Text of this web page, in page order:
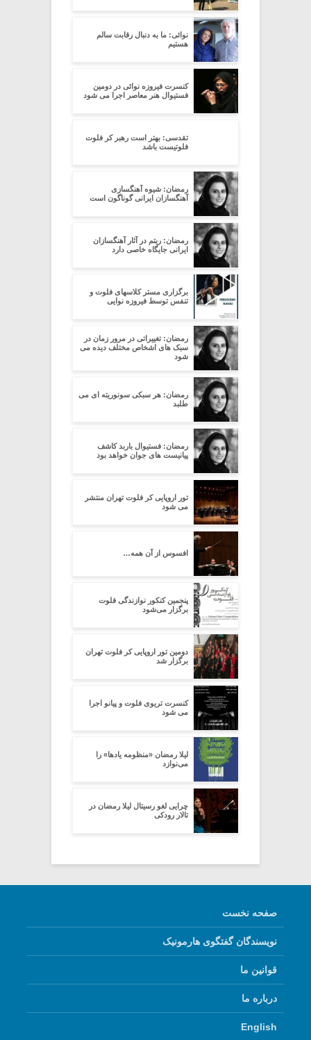
نوائی: ما به دنبال رقابت سالم
هستیم
کنسرت فیروزه نوائی در دومین
فستیوال هنر معاصر اجرا می شود
تقدسی: بهتر است رهبر کر فلوت
فلوتیست باشد
رمضان: شیوه آهنگسازی
آهنگسازان ایرانی گوناگون است
رمضان: ریتم در آثار آهنگسازان
ایرانی جایگاه خاصی دارد
برگزاری مستر کلاسهای فلوت و
تنفس توسط فیروزه نوایی
رمضان: تغییراتی در مرور زمان در
سبک های اشخاص مختلف دیده می
شود
رمضان: هر سبکی سونوریته ای می
طلبد
رمضان: فستیوال باربد کاشف
پیانیست های جوان خواهد بود
تور اروپایی کر فلوت تهران منتشر
می شود
افسوس از آن همه…
پنجمین کنکور نوازندگی فلوت
برگزار می‌شود
دومین تور اروپایی کر فلوت تهران
برگزار شد
کنسرت تریوی فلوت و پیانو اجرا
می شود
لیلا رمضان «منظومه یادها» را
می‌نوازد
چرایی لغو رسیتال لیلا رمضان در
تالار رودکی
صفحه نخست
نویسندگان گفتگوی هارمونیک
قوانین ما
درباره ما
English